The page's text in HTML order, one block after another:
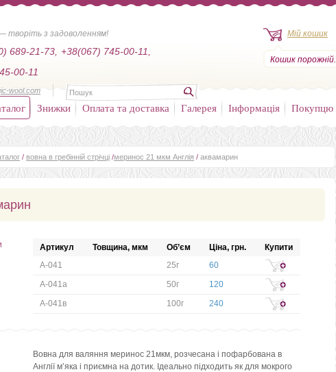
творіть з задоволенням!
689-21-73,
+38(067) 745-00-11,
00-11
wool.com
Мій кошик
Кошик порожній.
Знижки Оплата та доставка Галерея Інформація Покупцю
/ вовна в гребінній стрічці /меринос 21 мкм Англія / аквамарин
Артикул Товщина, мкм Об’єм Ціна, грн.
Купити
А-041
25г
60
А-041а
50г
120
А-041в
100г 240
Вовна для валяння меринос 21мкм, розчесана і пофарбована в
Англії м’яка і приємна на дотик. Ідеально підходить як для мокрого